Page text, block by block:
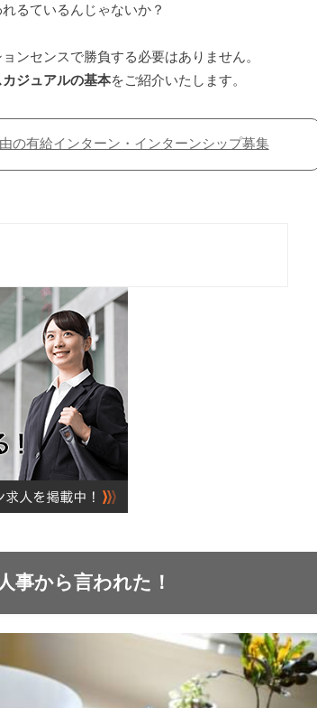
るているんじゃないか？
ンセンスで勝負する必要はありません。
ジュアルの基本をご紹介いたします。
の有給インターン・インターンシップ募集
事から言われた！